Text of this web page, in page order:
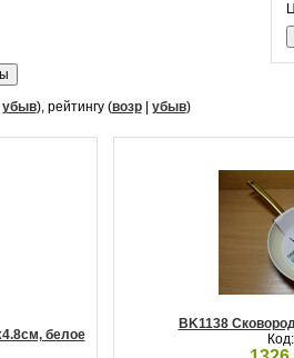
убыв), рейтингу (возр| убыв)
белое
BK1138
Код: